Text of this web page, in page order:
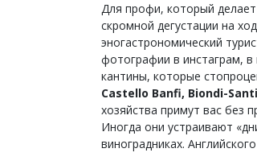
Для профи, который
скромной дегустации на
эногастрономический
фотографии в инстаграм,
кантины, которые
Сastello Banfi, Biondi-Santi
хозяйства примут вас без
Иногда они устраивают
виноградниках.